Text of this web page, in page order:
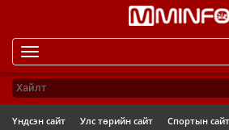
navigation
Үндсэн сайт Улс төрийн сайт Спортын сайт